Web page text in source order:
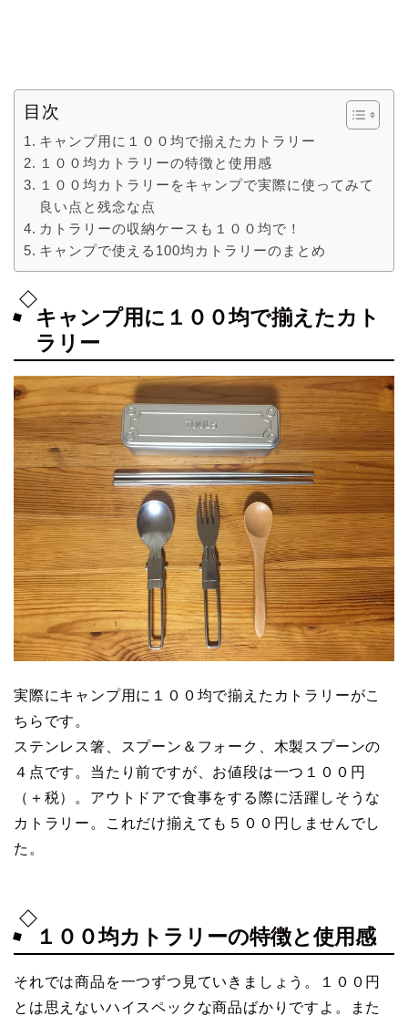
目次
キャンプ用に１００均で揃えたカトラリー
１００均カトラリーの特徴と使用感
１００均カトラリーをキャンプで実際に使ってみて
良い点と残念な点
カトラリーの収納ケースも１００均で！
キャンプで使える100均カトラリーのまとめ
キャンプ用に１００均で揃えたカト
ラリー
実際にキャンプ用に１００均で揃えたカトラリーがこ
ちらです。
ステンレス箸、スプーン＆フォーク、木製スプーンの
４点です。当たり前ですが、お値段は一つ１００円
（＋税）。アウトドアで食事をする際に活躍しそうな
カトラリー。これだけ揃えても５００円しませんでし
た。
１００均カトラリーの特徴と使用感
それでは商品を一つずつ見ていきましょう。１００円
とは思えないハイスペックな商品ばかりですよ。また